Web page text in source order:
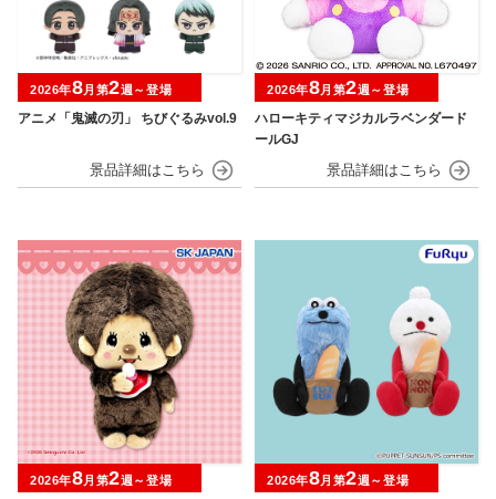
アニメ「鬼滅の刃」 ちびぐるみvol.9
2026年8月第2週～登場
ハローキティマジカルラベンダード
ールGJ
2026年8月第2週～登場
2026年8月第2週～登場 2026年8月第2週～登場